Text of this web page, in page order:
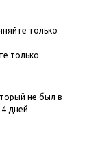
только
только
не был в
дней